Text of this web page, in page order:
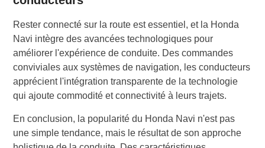
Rester connecté sur la route est essentiel, et la Honda
Navi intègre des avancées technologiques pour
améliorer l'expérience de conduite. Des commandes
conviviales aux systèmes de navigation, les conducteurs
apprécient l'intégration transparente de la technologie
qui ajoute commodité et connectivité à leurs trajets.
En conclusion, la popularité du Honda Navi n'est pas
une simple tendance, mais le résultat de son approche